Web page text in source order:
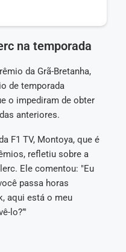
na temporada
da Grã-Bretanha,
de temporada
o impediram de obter
anteriores.
F1 TV, Montoya, que é
refletiu sobre a
Ele comentou: "Eu
passa horas
aqui está o meu
lo?’"